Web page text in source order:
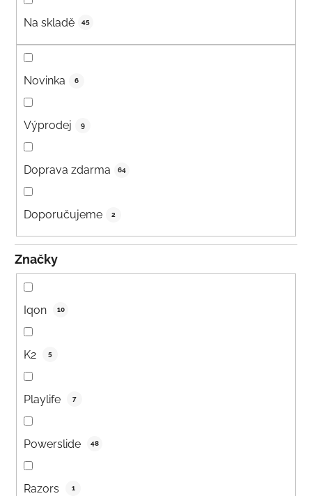
Na skladě 45
Novinka 6
Výprodej 9
Doprava zdarma 64
Doporučujeme 2
Značky
Iqon 10
K2 5
Playlife 7
Powerslide 48
Razors 1